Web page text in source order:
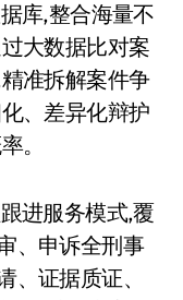
库,整合海量不
大数据比对案
准拆解案件争
、差异化辩护
。
进服务模式,覆
、申诉全刑事
、证据质证、